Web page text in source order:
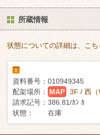
所蔵情報
状態についての詳細は、こち
1
資料番号： 010949345
配架場所：
MAP
3F / 西
請求記号： 386.81/ｶﾝ ｶ
状態：
在庫